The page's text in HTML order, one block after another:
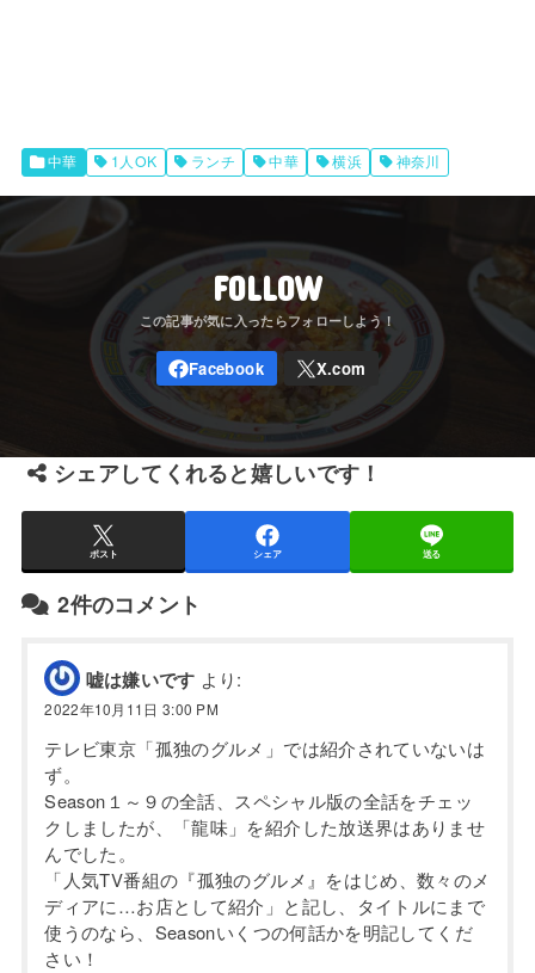
中華 1人OK ランチ 中華 横浜 神奈川
FOLLOW
シェアしてくれると嬉しいです！
ポスト シェア 送る
2件のコメント
嘘は嫌いです より:
2022年10月11日 3:00 PM
テレビ東京「孤独のグルメ」では紹介されていないは
ず。
Season１～９の全話、スペシャル版の全話をチェッ
クしましたが、「龍味」を紹介した放送界はありませ
んでした。
「人気TV番組の『孤独のグルメ』をはじめ、数々のメ
ディアに…お店として紹介」と記し、タイトルにまで
使うのなら、Seasonいくつの何話かを明記してくだ
さい！